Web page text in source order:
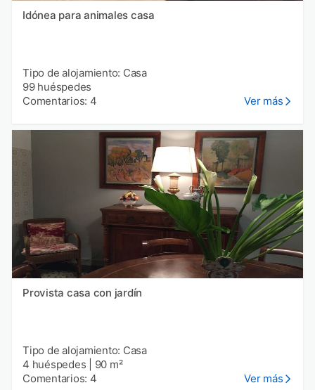
Idónea para animales casa
Tipo de alojamiento: Casa
99 huéspedes
Comentarios: 4
Ver más
Provista casa con jardín
Tipo de alojamiento: Casa
4 huéspedes
90 m²
Comentarios: 4
Ver más